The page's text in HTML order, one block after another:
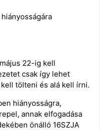
22-ig kell
csak így lehet
tölteni és alá kell írni.
hiányosságra,
annak elfogadása
önálló 16SZJA